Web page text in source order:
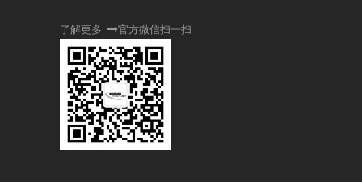
了解更多 官方微信扫一扫